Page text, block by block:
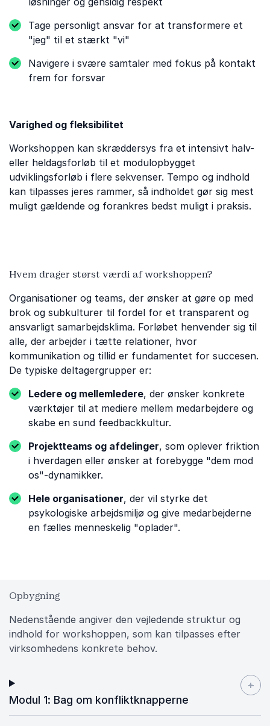
Tage personligt ansvar for at transformere et
"jeg" til et stærkt "vi"
Navigere i svære samtaler med fokus på kontakt
frem for forsvar
Varighed og fleksibilitet
Workshoppen kan skræddersys fra et intensivt halv-
eller heldagsforløb til et modulopbygget
udviklingsforløb i flere sekvenser. Tempo og indhold
kan tilpasses jeres rammer, så indholdet gør sig mest
muligt gældende og forankres bedst muligt i praksis.
Hvem drager størst værdi af workshoppen?
Organisationer og teams, der ønsker at gøre op med
brok og subkulturer til fordel for et transparent og
ansvarligt samarbejdsklima. Forløbet henvender sig til
alle, der arbejder i tætte relationer, hvor
kommunikation og tillid er fundamentet for succesen.
De typiske deltagergrupper er:
Ledere og mellemledere, der ønsker konkrete
værktøjer til at mediere mellem medarbejdere og
skabe en sund feedbackkultur.
Projektteams og afdelinger, som oplever friktion
i hverdagen eller ønsker at forebygge "dem mod
os"-dynamikker.
Hele organisationer, der vil styrke det
psykologiske arbejdsmiljø og give medarbejderne
en fælles menneskelig "oplader".
Opbygning
Nedenstående angiver den vejledende struktur og
indhold for workshoppen, som kan tilpasses efter
virksomhedens konkrete behov.
Modul 1: Bag om konfliktknapperne
+
-